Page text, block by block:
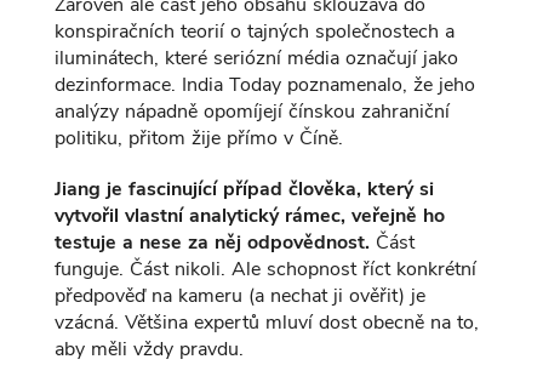
konspiračních teorií o tajných společnostech a
iluminátech, které seriózní média označují jako
dezinformace. India Today poznamenalo, že jeho
analýzy nápadně opomíjejí čínskou zahraniční
politiku, přitom žije přímo v Číně.
Jiang je fascinující případ člověka, který si
vytvořil vlastní analytický rámec, veřejně ho
testuje a nese za něj odpovědnost.Část
funguje. Část nikoli. Ale schopnost říct konkrétní
předpověď na kameru (a nechat ji ověřit) je
vzácná. Většina expertů mluví dost obecně na to,
aby měli vždy pravdu.